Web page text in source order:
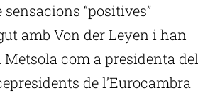
“positives”
amb Von der Leyen i han
com a presidenta del
de l’Eurocambra